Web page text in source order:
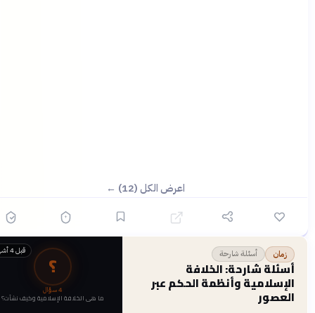
اعرض الكل (12) ←
زمان أسئلة شارحة
أسئلة شارحة: الخلافة
الإسلامية وأنظمة الحكم عبر
العصور
قبل 4 أشهر
؟
سؤال
ما هي الخلافة الإسلامية وكيف نشأت؟